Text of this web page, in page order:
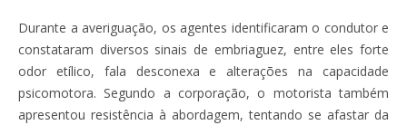
Durante a averiguação, os agentes identificaram o condutor e
constataram diversos sinais de embriaguez, entre eles forte
odor etílico, fala desconexa e alterações na capacidade
psicomotora. Segundo a corporação, o motorista também
apresentou resistência à abordagem, tentando se afastar da